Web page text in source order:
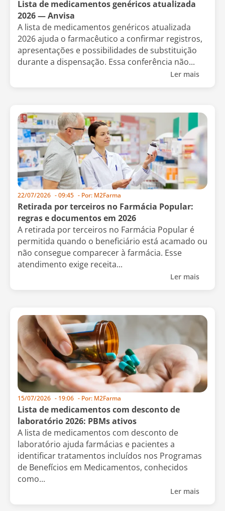
Lista de medicamentos genéricos atualizada
2026 — Anvisa
A lista de medicamentos genéricos atualizada
2026 ajuda o farmacêutico a confirmar registros,
apresentações e possibilidades de substituição
durante a dispensação. Essa conferência não...
Ler mais
22/07/2026 -09:45 - Por: M2Farma
Retirada por terceiros no Farmácia Popular:
regras e documentos em 2026
A retirada por terceiros no Farmácia Popular é
permitida quando o beneficiário está acamado ou
não consegue comparecer à farmácia. Esse
atendimento exige receita...
Ler mais
15/07/2026 - 19:06 - Por: M2Farma
Lista de medicamentos com desconto de
laboratório 2026: PBMs ativos
A lista de medicamentos com desconto de
laboratório ajuda farmácias e pacientes a
identificar tratamentos incluídos nos Programas
de Benefícios em Medicamentos, conhecidos
como...
Ler mais